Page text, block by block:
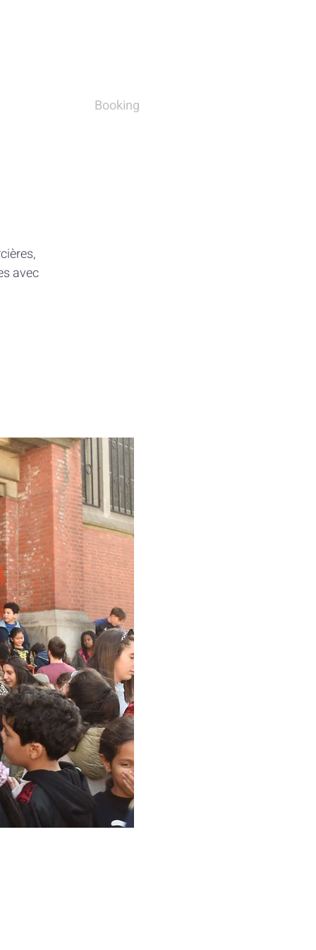
Booking
avec